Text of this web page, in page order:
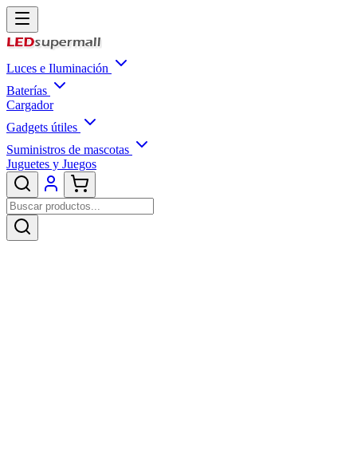
Luces e Iluminación
Baterías
Cargador
Gadgets útiles
Suministros de mascotas
Juguetes y Juegos